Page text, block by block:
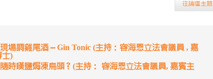
往論壇主題
場調雞尾酒 – Gin Tonic (主持：容海恩立法會議員 , 嘉
士)
時嘆鹽焗凍烏頭？(主持： 容海恩立法會議員, 嘉賓主